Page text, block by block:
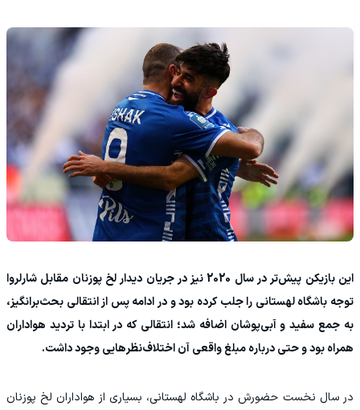
این بازیکن پیش‌تر در سال 2020 نیز در جریان دیدار لخ پوزنان مقابل شارلروا
توجه باشگاه لهستانی را جلب کرده بود و در ادامه پس از انتقالی بحث‌برانگیز،
به جمع سفید و آبی‌پوشان اضافه شد؛ انتقالی که در ابتدا با تردید هواداران
همراه بود و حتی درباره مبلغ واقعی آن اختلاف‌نظرهایی وجود داشت.
در سال نخست حضورش در باشگاه لهستانی، بسیاری از هواداران لخ پوزنان